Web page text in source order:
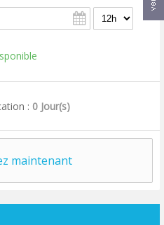
: 0 Jour(s)
maintenant